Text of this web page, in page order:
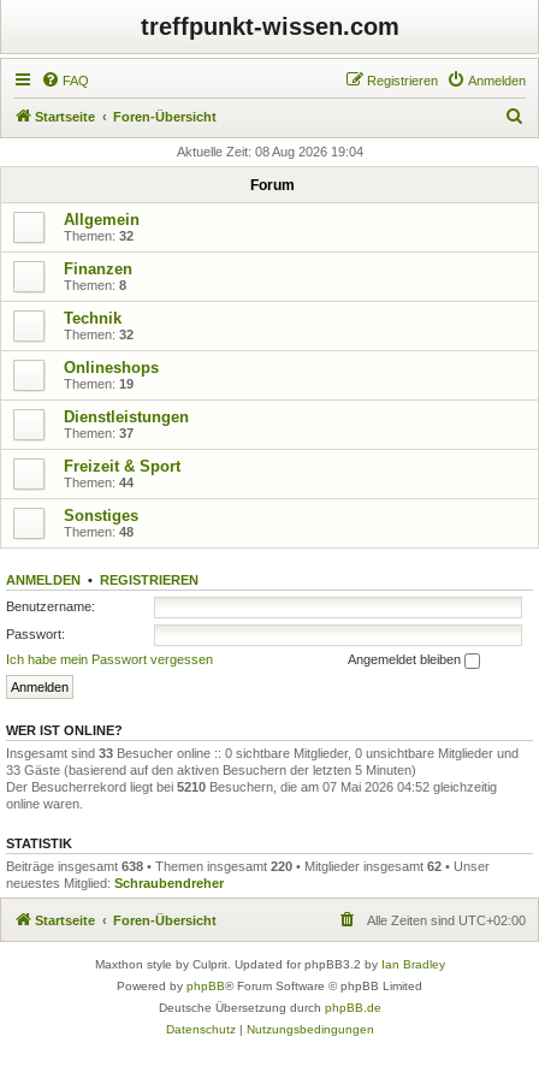
treffpunkt-wissen.com
FAQ Anmelden
Registrieren
Startseite Foren-Übersicht
h
Aktuelle Zeit: 08 Aug 2026 19:04
Forum
Allgemein
Themen: 32
Finanzen
Themen: 8
Technik
Themen: 32
Onlineshops
Themen: 19
Dienstleistungen
Themen: 37
Freizeit & Sport
Themen: 44
Sonstiges
Themen: 48
ANMELDEN • REGISTRIEREN
Benutzername:
Passwort:
Ich habe mein Passwort vergessen
Angemeldet bleiben
WER IST ONLINE?
Insgesamt sind 33 Besucher online :: 0 sichtbare Mitglieder, 0 unsichtbare Mitglieder und
33 Gäste (basierend auf den aktiven Besuchern der letzten 5 Minuten)
Der Besucherrekord liegt bei 5210 Besuchern, die am 07 Mai 2026 04:52 gleichzeitig
online waren.
STATISTIK
Beiträge insgesamt 638 • Themen insgesamt 220 • Mitglieder insgesamt 62 • Unser
neuestes Mitglied: Schraubendreher
Startseite Foren-Übersicht Alle Zeiten sind UTC+02:00
Maxthon style by Culprit. Updated for phpBB3.2 by Ian Bradley
Powered by phpBB® Forum Software © phpBB Limited
Deutsche Übersetzung durch phpBB.de
Datenschutz| Nutzungsbedingungen